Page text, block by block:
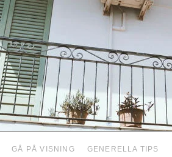
GÅ PÅ VISNING GENERELLA TIPS